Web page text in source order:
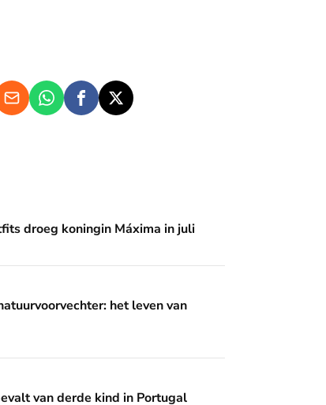
Máxima in juli
droeg koningin Máxima in juli
het leven van prinses Irene
het leven van
kind in Portugal
van derde kind in Portugal